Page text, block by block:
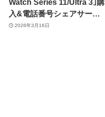
Watch Series 11/Ultra 3｣購
入&電話番号シェアサービ
ス加入で1万ポイントを還
2026年3月16日